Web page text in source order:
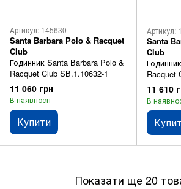
Артикул: 145630
Santa Barbara Polo & Racquet
Club
Годинник Santa Barbara Polo &
Racquet Club SB.1.10632-1
11 060 грн
В наявності
Купити
Артикул:
Santa
Club
Racquet
11 610
В
Показати ще 20